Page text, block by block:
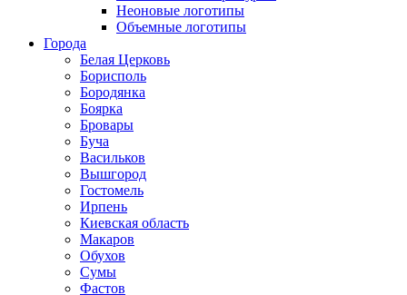
Неоновые логотипы
Объемные логотипы
Города
Белая Церковь
Борисполь
Бородянка
Боярка
Бровары
Буча
Васильков
Вышгород
Гостомель
Ирпень
Киевская область
Макаров
Обухов
Сумы
Фастов